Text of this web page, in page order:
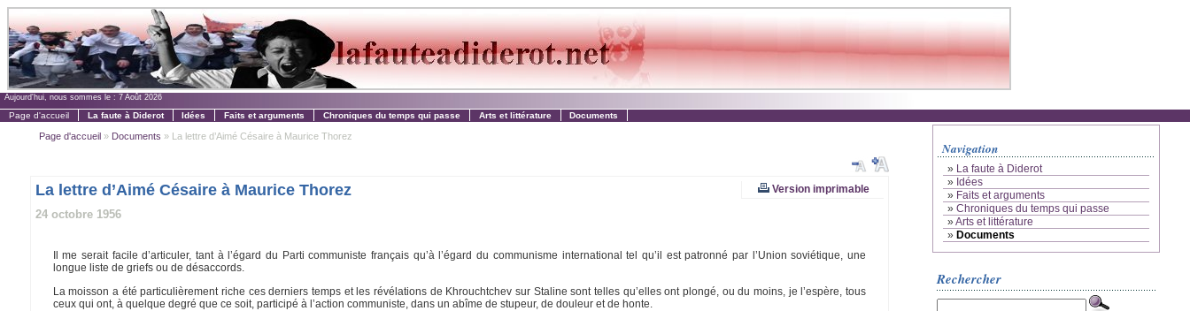
Aujourd'hui, nous sommes le : 7 Août 2026
Page d'accueil La faute à Diderot Idées Faits et arguments Chroniques du temps qui passe Arts et littérature Documents
Page d'accueil» Documents » La lettre d’Aimé Césaire à Maurice Thorez
Version imprimable
La lettre d’Aimé Césaire à Maurice Thorez
24 octobre 1956
Il me serait facile d’articuler, tant à l’égard du Parti communiste français qu’à l’égard du communisme international tel qu’il est patronné par l’Union soviétique, une
longue liste de griefs ou de désaccords.
La moisson a été particulièrement riche ces derniers temps et les révélations de Khrouchtchev sur Staline sont telles qu’elles ont plongé, ou du moins, je l’espère, tous
ceux qui ont, à quelque degré que ce soit, participé à l’action communiste, dans un abîme de stupeur, de douleur et de honte.
Navigation
» La faute à Diderot
» Idées
» Faits et arguments
» Chroniques du temps qui passe
»Arts et littérature
» Documents
Rechercher